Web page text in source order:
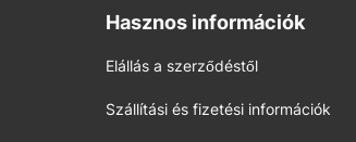
Hasznos információk
Elállás a szerződéstől
Szállítási és fizetési információk